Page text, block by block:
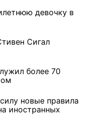
девочку в
Сигал
более 70
новые правила
иностранных